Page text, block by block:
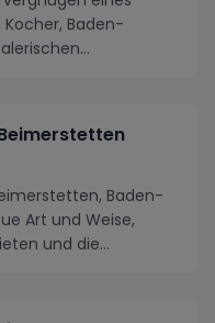
Baden-
Baden-
Art und Weise,
und die